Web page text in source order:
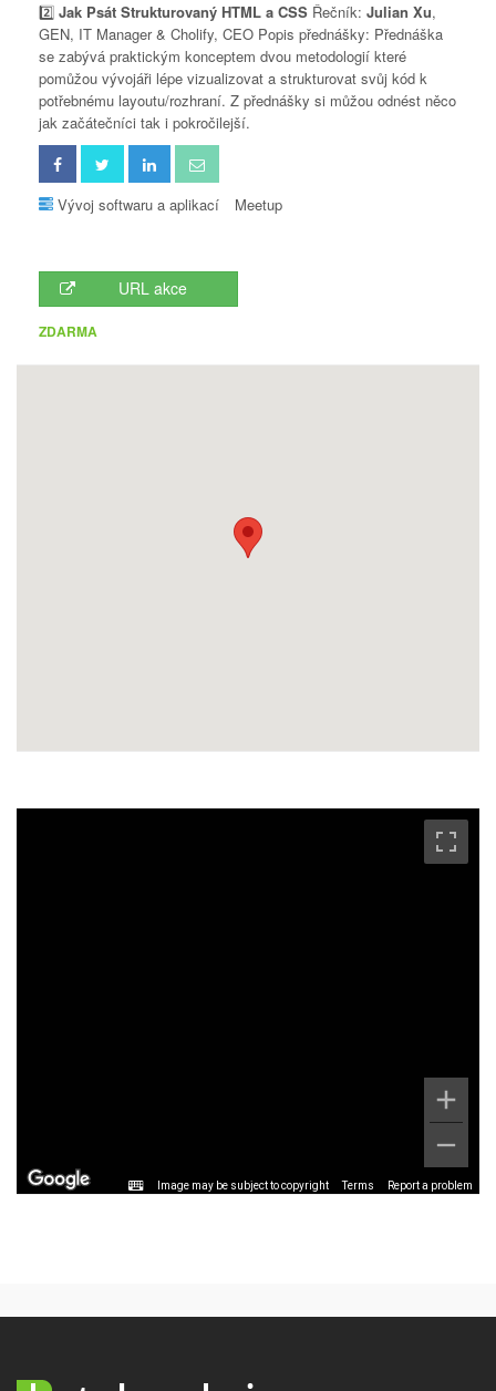
2️⃣ Jak Psát Strukturovaný HTML a CSS Řečník: Julian Xu,
GEN, IT Manager & Cholify, CEO Popis přednášky: Přednáška
se zabývá praktickým konceptem dvou metodologií které
pomůžou vývojáři lépe vizualizovat a strukturovat svůj kód k
potřebnému layoutu/rozhraní. Z přednášky si můžou odnést něco
jak začátečníci tak i pokročilejší.
Vývoj softwaru a aplikací Meetup
URL akce
ZDARMA
Image may be subject to copyright Terms Report a problem